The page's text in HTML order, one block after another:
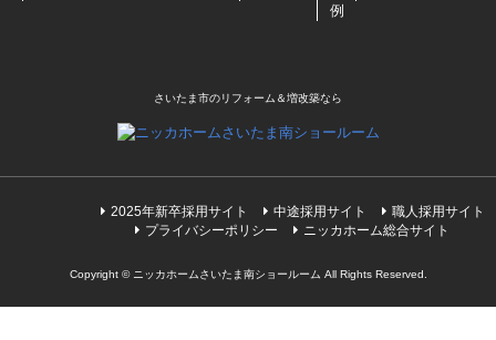
例
さいたま市のリフォーム＆増改築なら
2025年新卒採用サイト 中途採用サイト
職人採用サイト
プライバシーポリシー
ニッカホーム総合サイト
Copyright © ニッカホームさいたま南ショールーム All Rights Reserved.